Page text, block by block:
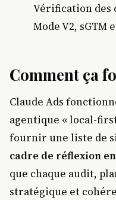
Vérification des
Mode V2, sGTM
Comment ça
Claude Ads
agentique « local-
fournir une liste de
cadre de réflexion
que chaque audit,
stratégique et